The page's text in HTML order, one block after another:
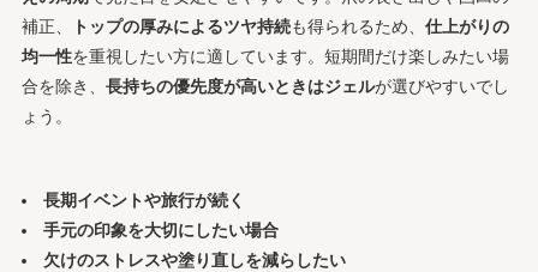
補正、
トップの厚みによるツヤ持続も得られるため、 仕上がりの
均一性を重視したい方に適しています。短期間だけ楽しみたい場
合を除き、 長持ちの優先度が高いときはジェルが選びやすいでし
ょう。
長期イベントや旅行が続く
手元の印象を大切にしたい場合
欠けのストレスや塗り直しを減らしたい